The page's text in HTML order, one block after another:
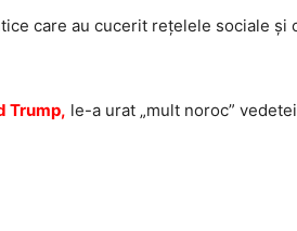
care au cucerit rețelele sociale
Trump, le-a urat „mult noroc”